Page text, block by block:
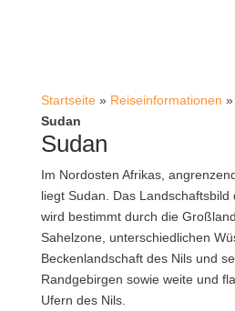
Startseite» Reiseinformationen »
Sudan
Sudan
Im Nordosten Afrikas,
liegt Sudan. Das Landschaftsbild
wird bestimmt durch die
Sahelzone, unterschiedlichen
Beckenlandschaft des Nils und
Randgebirgen sowie weite und
Ufern des Nils.